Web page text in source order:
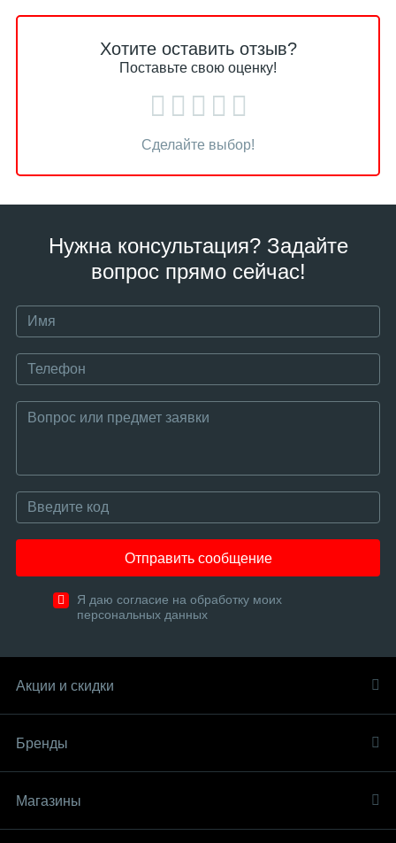
Хотите оставить отзыв?
Поставьте свою оценку!
Сделайте выбор!
Нужна консультация? Задайте
вопрос прямо сейчас!
Отправить сообщение
Я даю согласие на обработку моих
персональных данных
Акции и скидки
Бренды
Магазины